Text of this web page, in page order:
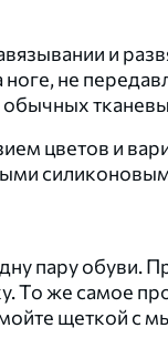
и
не
обычных
цветов и
пару обуви.
То же самое
щеткой с